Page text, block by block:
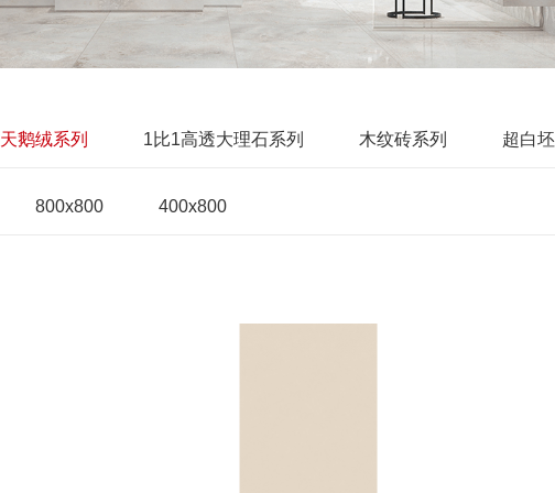
天鹅绒系列 1比1高透大理石系列 木纹砖系列 超白
800x800 400x800